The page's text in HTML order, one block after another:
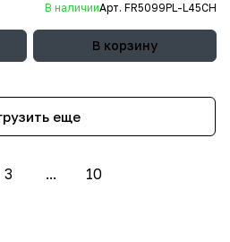
В наличииАрт. FR5099PL-L45CH
В корзину
еще
3 ... 10